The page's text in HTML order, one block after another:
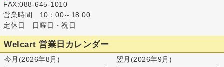
FAX:088-645-1010
営業時間 10：00～18:00
定休日 日曜日・祝日
Welcart 営業日カレンダー
今月(2026年8月)
翌月(2026年9月)